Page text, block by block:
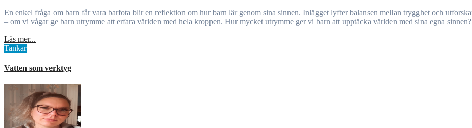
En enkel fråga om barn får vara barfota blir en reflektion om hur barn lär genom sina sinnen. Inlägget lyfter balansen mellan trygghet och utforskande och påminner om att naturen erbjuder undervisning varje dag
– om vi vågar ge barn utrymme att erfara världen med hela kroppen. Hur mycket utrymme ger vi barn att upptäcka världen med sina egna sinnen?
Läs mer...
Tankar
Vatten som verktyg